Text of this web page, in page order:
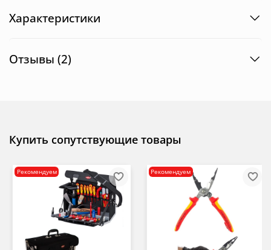
Характеристики
Отзывы (2)
Купить сопутствующие товары
Рекомендуем Рекомендуем